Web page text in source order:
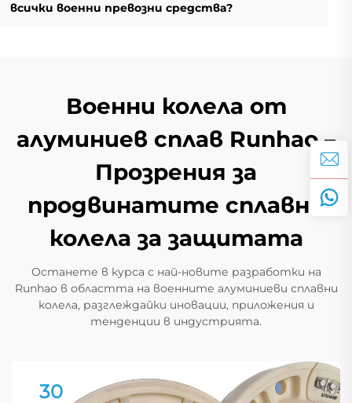
всички военни превозни средства?
Военни колела от
алуминиев сплав Runhao –
Прозрения за
продвинатите сплавни
колела за защитата
Останете в курса с най-новите разработки на
Runhao в областта на военните алуминиеви сплавни
колела, разглеждайки иновации, приложения и
тенденции в индустрията.
30